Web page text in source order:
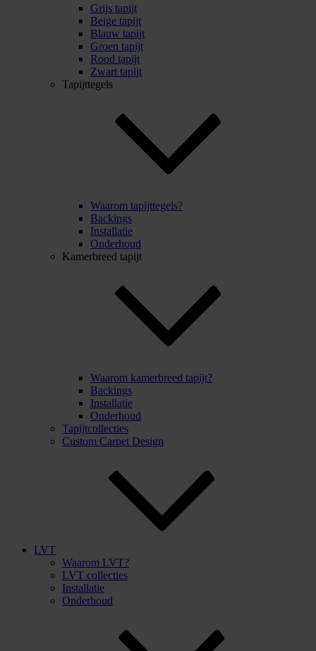
Grijs tapijt
Beige tapijt
Blauw tapijt
Groen tapijt
Rood tapijt
Zwart tapijt
Tapijttegels
Waarom tapijttegels?
Backings
Installatie
Onderhoud
Kamerbreed tapijt
Waarom kamerbreed tapijt?
Backings
Installatie
Onderhoud
Tapijtcollecties
Custom Carpet Design
LVT
Waarom LVT?
LVT collecties
Installatie
Onderhoud